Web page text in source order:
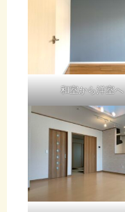
和室から洋室へ